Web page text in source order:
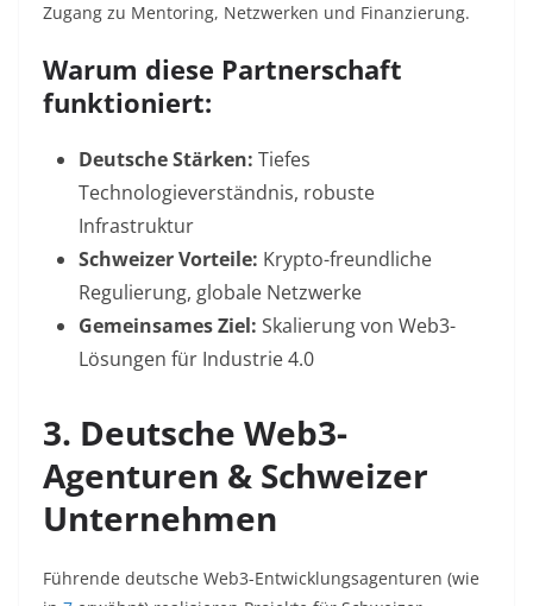
Zugang zu Mentoring, Netzwerken und Finanzierung.
Warum diese Partnerschaft
funktioniert:
Deutsche Stärken: Tiefes
Technologieverständnis, robuste
Infrastruktur
Schweizer Vorteile: Krypto-freundliche
Regulierung, globale Netzwerke
Gemeinsames Ziel: Skalierung von Web3-
Lösungen für Industrie 4.0
3. Deutsche Web3-
Agenturen & Schweizer
Unternehmen
Führende deutsche Web3-Entwicklungsagenturen (wie